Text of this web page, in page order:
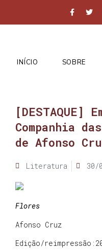
INÍCIO SOBRE
[DESTAQUE]
Companhia
de Afonso
Literatura 30/
Flores
Afonso Cruz
Edição/